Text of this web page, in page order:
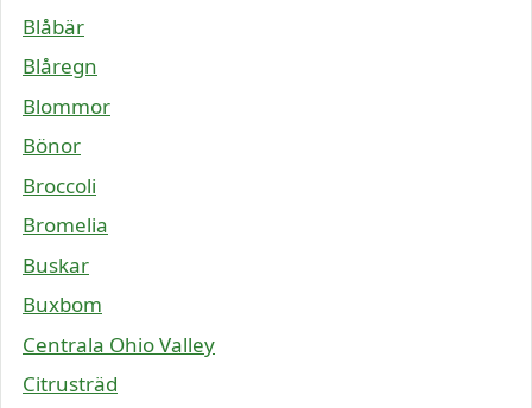
Blåbär
Blåregn
Blommor
Bönor
Broccoli
Bromelia
Buskar
Buxbom
Centrala Ohio Valley
Citrusträd